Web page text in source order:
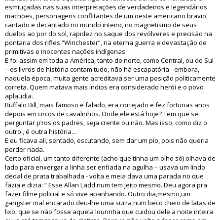
esmiuçadas nas suas interpretações de verdadeiros e legendários
machões, personagens conflitantes de um oeste americano bravio,
cantado e decantado no mundo inteiro, no magnetismo de seus
duelos ao por do sol, rapidez no saque dos revólveres e precisão na
pontaria dos rifles “Winchester”, na eterna guerra e devastação de
primitivas e inocentes nações indígenas.
E foi assim em toda a América, tanto do norte, como Central, ou do Sul
– os livros de história contam tudo, não há escapatória - embora,
naquela época, muita gente acreditava ser uma posição politicamente
correta. Quem matava mais índios era considerado herói e o povo
aplaudia.
Buffalo Bill, mais famoso e falado, era cortejado e fez fortunas anos
depois em circos de cavalinhos. Onde ele está hoje? Tem que se
perguntar p’ros os padres, seja crente ou não. Mas isso, como diz o
outro , é outra história...
E eu ficava ali, sentado, escutando, sem dar um pio, pois não queria
perder nada.
Certo oficial, um tanto diferente (acho que tinha um olho só) olhava de
lado para enxergar a linha ser enfiada na agulha – usava um lindo
dedal de prata trabalhada - volta e meia dava uma parada no que
fazia e dizia: “ Esse Allan Ladd num tem jeito mesmo. Deu agora pra
fazer filme policial e só vive apanhando. Outro dia,mesmo,um
gangster mal encarado deu-lhe uma surra num beco cheio de latas de
lixo, que se não fosse aquela lourinha que cuidou dele a noite inteira